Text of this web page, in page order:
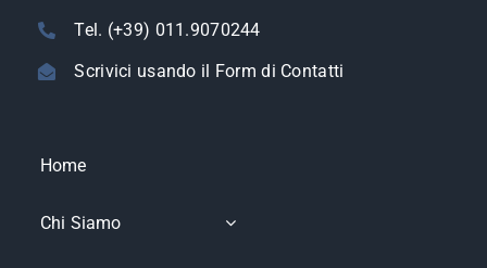
Tel. (+39) 011.9070244
Scrivici usando il Form di Contatti
Home
Chi Siamo